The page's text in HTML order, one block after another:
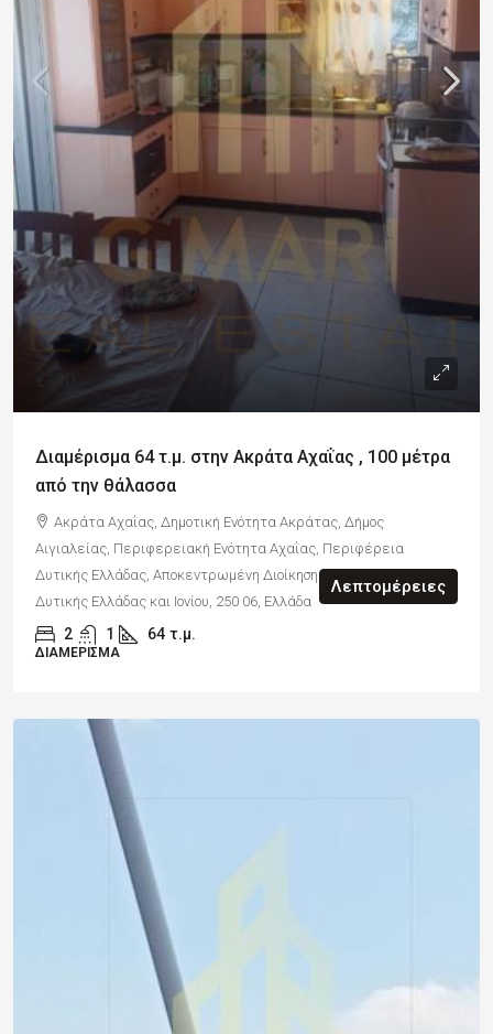
Διαμέρισμα 64 τ.μ. στην Ακράτα Αχαΐας , 100 μέτρα
από την θάλασσα
Ακράτα Αχαΐας, Δημοτική Ενότητα Ακράτας, Δήμος
Αιγιαλείας, Περιφερειακή Ενότητα Αχαΐας, Περιφέρεια
Δυτικής Ελλάδας, Αποκεντρωμένη Διοίκηση Πελοποννήσου,
Δυτικής Ελλάδας και Ιονίου, 250 06, Ελλάδα
2 1 64 τ.μ.
ΔΙΑΜΈΡΙΣΜΑ
Λεπτομέρειες